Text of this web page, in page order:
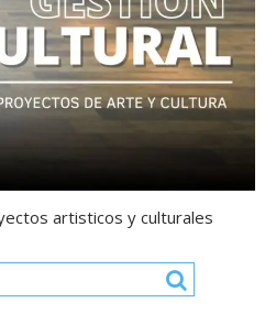
artisticos y culturales